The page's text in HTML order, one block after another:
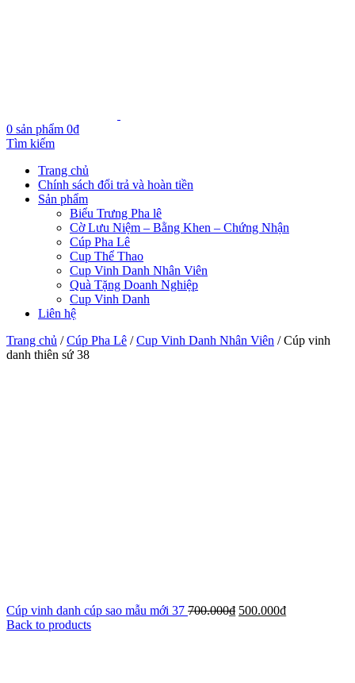
0 sản phẩm 0₫
Tìm kiếm
Trang chủ
Chính sách đổi trả và hoàn tiền
Sản phẩm
Biểu Trưng Pha lê
Cờ Lưu Niệm – Bằng Khen – Chứng Nhận
Cúp Pha Lê
Cup Thể Thao
Cup Vinh Danh Nhân Viên
Quà Tặng Doanh Nghiệp
Cup Vinh Danh
Liên hệ
Trang chủ /Cúp Pha Lê /Cup Vinh Danh Nhân Viên /Cúp vinh
danh thiên sứ 38
Cúp vinh danh cúp sao mẫu mới 37 700.000₫ 500.000₫
Back to products